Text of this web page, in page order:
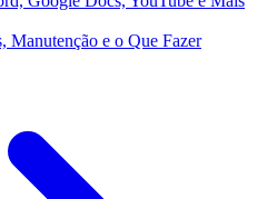
Manutenção e o Que Fazer